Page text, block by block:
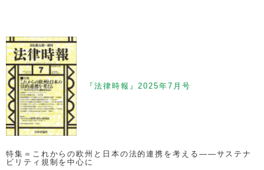
『法律時報』2025年7月号
特集＝これからの欧州と日本の法的連携を考える——サステナ
ビリティ規制を中心に